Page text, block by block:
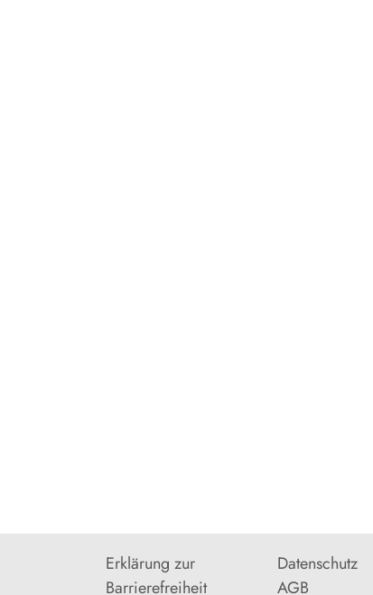
Erklärung zur
Barrierefreiheit
Datenschutz
AGB